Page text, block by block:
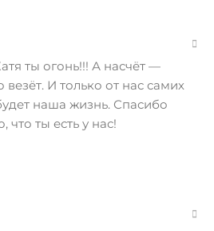
ты огонь!!! А насчёт —
везёт. И только от нас самих
наша жизнь. Спасибо
что ты есть у нас!